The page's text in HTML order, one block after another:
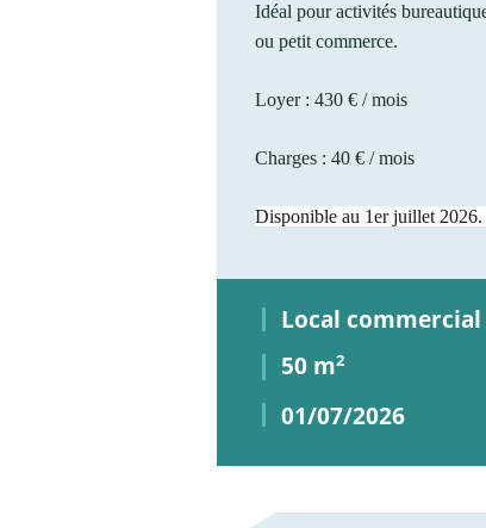
Idéal pour activités
ou petit commerce.
Loyer : 430 € / mois
Charges : 40 € / mois
Disponible au 1er juillet 2026.
Local commercial
50 m2
01/07/2026